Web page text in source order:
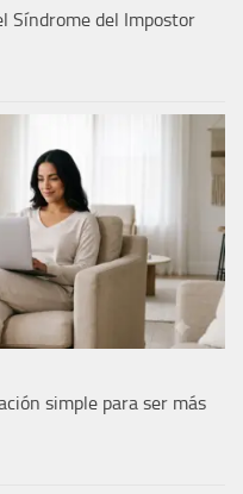
Síndrome del Impostor
simple para ser más